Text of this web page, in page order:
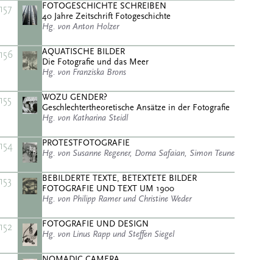
157
FOTOGESCHICHTE SCHREIBEN
40 Jahre Zeitschrift Fotogeschichte
Hg. von Anton Holzer
156
AQUATISCHE BILDER
Die Fotografie und das Meer
Hg. von Franziska Brons
155
WOZU GENDER?
Geschlechtertheoretische Ansätze in der Fotografie
Hg. von Katharina Steidl
154
PROTESTFOTOGRAFIE
Hg. von Susanne Regener, Dorna Safaian, Simon Teune
153
BEBILDERTE TEXTE, BETEXTETE BILDER
FOTOGRAFIE UND TEXT UM 1900
Hg. von Philipp Ramer und Christine Weder
152
FOTOGRAFIE UND DESIGN
Hg. von Linus Rapp und Steffen Siegel